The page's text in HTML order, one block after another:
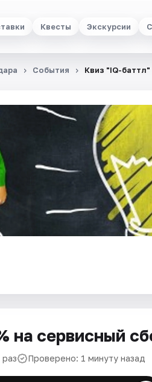
Квесты Экскурсии
События Квиз "IQ-баттл"
на сервисный
Проверено: 1 минуту назад